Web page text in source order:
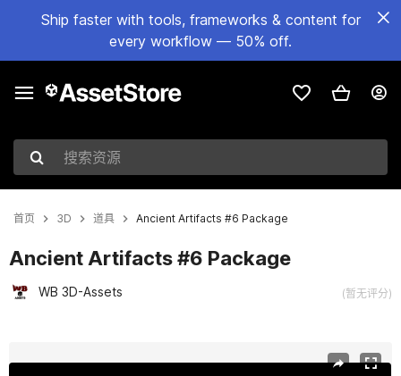
Ship faster with tools, frameworks & content for
every workflow — 50% off.
搜索资源
首页 3D 道具 Ancient Artifacts #6 Package
Ancient Artifacts #6 Package
WB 3D-Assets (暂无评分)